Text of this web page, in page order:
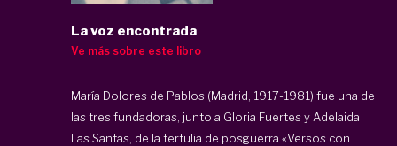
La voz encontrada
Ve más sobre este libro
María Dolores de Pablos (Madrid, 1917-1981) fue una de
las tres fundadoras, junto a Gloria Fuertes y Adelaida
Las Santas, de la tertulia de posguerra «Versos con